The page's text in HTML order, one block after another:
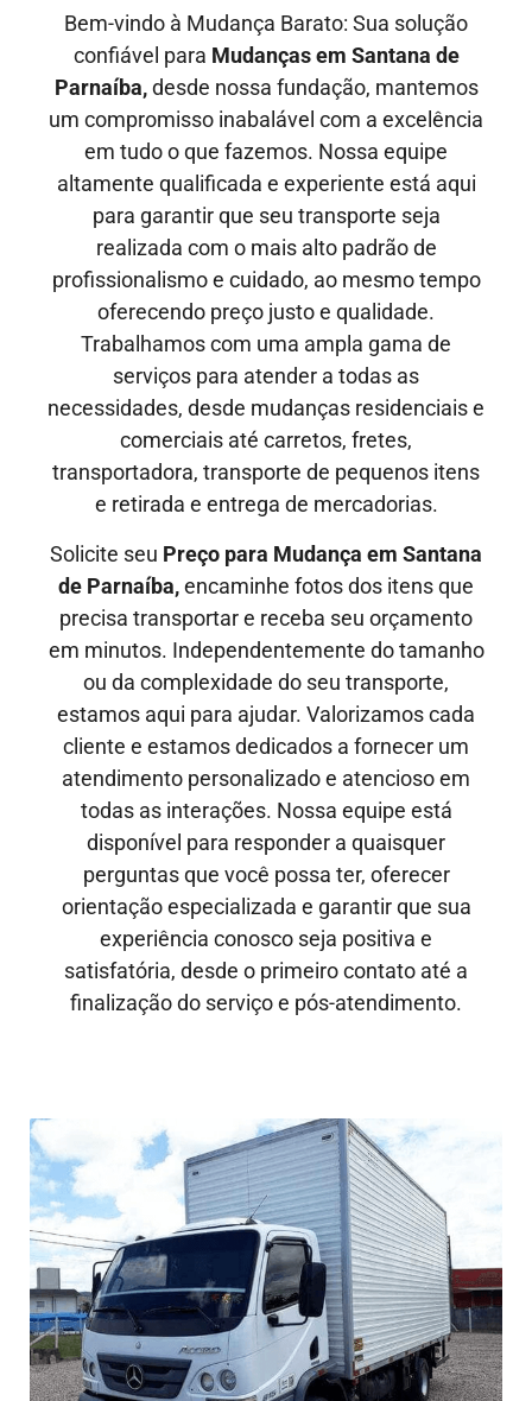
Bem-vindo à Mudança Barato: Sua solução
confiável para Mudanças em Santana de
Parnaíba,desde nossa fundação, mantemos
um compromisso inabalável com a excelência
em tudo o que fazemos. Nossa equipe
altamente qualificada e experiente está aqui
para garantir que seu transporte seja
realizada com o mais alto padrão de
profissionalismo e cuidado, ao mesmo tempo
oferecendo preço justo e qualidade.
Trabalhamos com uma ampla gama de
serviços para atender a todas as
necessidades, desde mudanças residenciais e
comerciais até carretos, fretes,
transportadora, transporte de pequenos itens
e retirada e entrega de mercadorias.
Solicite seu Preço para Mudança em Santana
de Parnaíba,encaminhe fotos dos itens que
precisa transportar e receba seu orçamento
em minutos. Independentemente do tamanho
ou da complexidade do seu transporte,
estamos aqui para ajudar. Valorizamos cada
cliente e estamos dedicados a fornecer um
atendimento personalizado e atencioso em
todas as interações. Nossa equipe está
disponível para responder a quaisquer
perguntas que você possa ter, oferecer
orientação especializada e garantir que sua
experiência conosco seja positiva e
satisfatória, desde o primeiro contato até a
finalização do serviço e pós-atendimento.